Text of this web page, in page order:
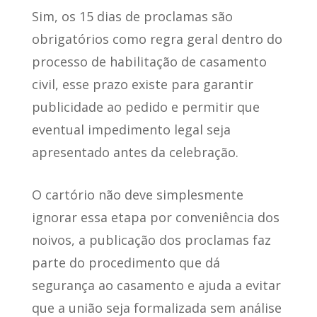
Sim, os 15 dias de proclamas são
obrigatórios como regra geral dentro do
processo de habilitação de casamento
civil, esse prazo existe para garantir
publicidade ao pedido e permitir que
eventual impedimento legal seja
apresentado antes da celebração.
O cartório não deve simplesmente
ignorar essa etapa por conveniência dos
noivos, a publicação dos proclamas faz
parte do procedimento que dá
segurança ao casamento e ajuda a evitar
que a união seja formalizada sem análise